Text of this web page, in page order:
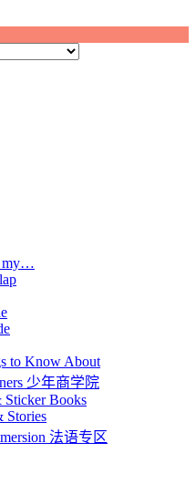
my…
to Know About
少年商学院
Books
Stories
法语专区